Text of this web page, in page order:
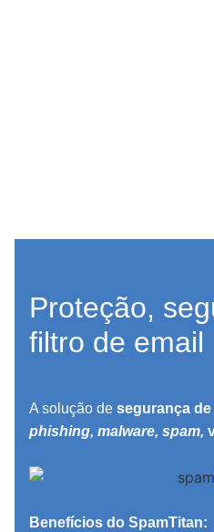
Proteção,
filtro de email
A solução de segurança
phishing, malware, spam,
Benefícios do SpamTitan: